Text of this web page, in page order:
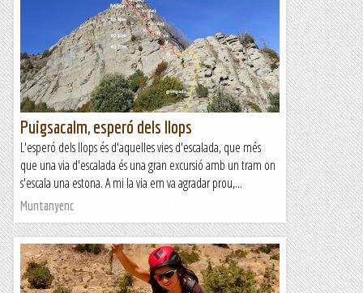
Puigsacalm, esperó dels llops
L'esperó dels llops és d'aquelles vies d'escalada, que més
que una via d'escalada és una gran excursió amb un tram on
s'escala una estona. A mi la via em va agradar prou,...
Muntanyenc